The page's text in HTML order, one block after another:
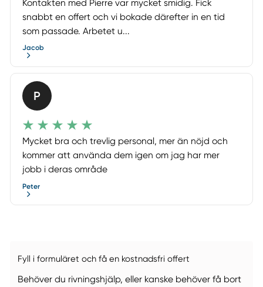
Kontakten med Pierre var mycket smidig. Fick
snabbt en offert och vi bokade därefter in en tid
som passade. Arbetet u...
Jacob
P
Mycket bra och trevlig personal, mer än nöjd och
kommer att använda dem igen om jag har mer
jobb i deras område
Peter
Fyll i formuläret och få en kostnadsfri offert
Behöver du rivningshjälp, eller kanske behöver få bort